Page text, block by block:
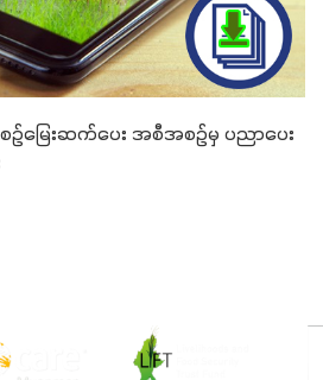
စဉ်မြေးဆက်ပေး အစီအစဉ်မှ ပညာပေး